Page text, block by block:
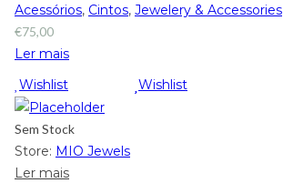
Acessórios, Cintos, Jewelery & Accessories
€75,00
Ler mais
Wishlist
Wishlist
Sem Stock
Store: MIO Jewels
Ler mais